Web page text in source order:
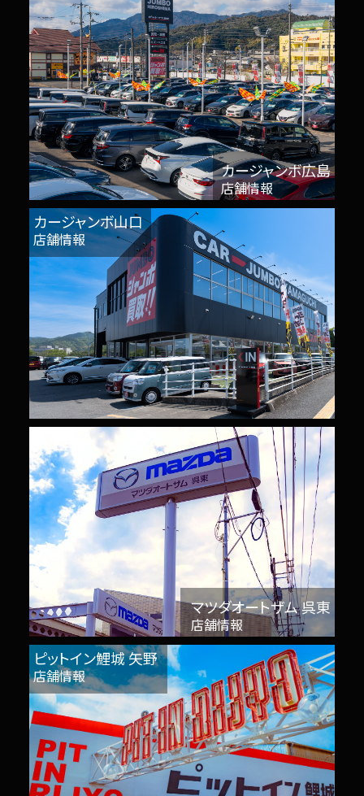
カージャンボ広島
店舗情報
カージャンボ山口
店舗情報
マツダオートザム 呉東
店舗情報
ピットイン鯉城 矢野
店舗情報